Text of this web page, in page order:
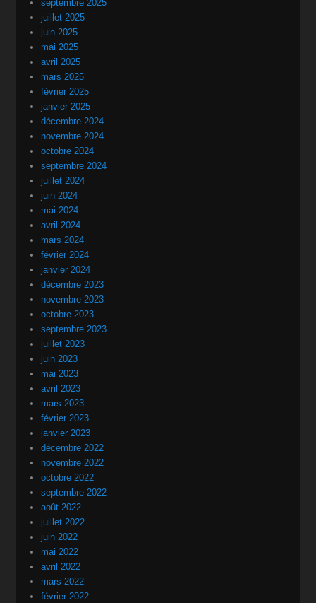
septembre 2025
juillet 2025
juin 2025
mai 2025
avril 2025
mars 2025
février 2025
janvier 2025
décembre 2024
novembre 2024
octobre 2024
septembre 2024
juillet 2024
juin 2024
mai 2024
avril 2024
mars 2024
février 2024
janvier 2024
décembre 2023
novembre 2023
octobre 2023
septembre 2023
juillet 2023
juin 2023
mai 2023
avril 2023
mars 2023
février 2023
janvier 2023
décembre 2022
novembre 2022
octobre 2022
septembre 2022
août 2022
juillet 2022
juin 2022
mai 2022
avril 2022
mars 2022
février 2022